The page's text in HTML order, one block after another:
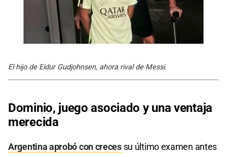
El hijo de Eidur Gudjohnsen, ahora rival de Messi.
Dominio, juego asociado y una ventaja
merecida
Argentina aprobó con crecessu último examen antes